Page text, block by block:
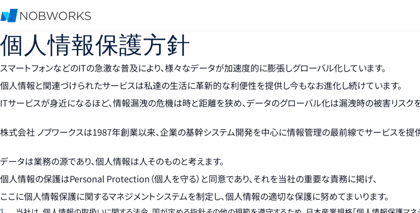
個人情報保護方針
スマートフォンなどのITの急激な普及により、様々なデータが加速度的に膨張しグローバル化しています。
個人情報と関連づけられたサービスは私達の生活に革新的な利便性を提供し今もなお進化し続けています。
ITサービスが身近になるほど、情報漏洩の危機は時と距離を狭め、データのグローバル化は漏洩時の被害リスク
株式会社 ノブワークスは1987年創業以来、企業の基幹システム開発を中心に情報管理の最前線でサービスを提供
データは業務の源であり、個人情報は人そのものと考えます。
個人情報の保護はPersonal Protection（個人を守る）と同意であり、それを当社の重要な責務に掲げ、
ここに個人情報保護に関するマネジメントシステムを制定し、個人情報の適切な保護に努めてまいります。